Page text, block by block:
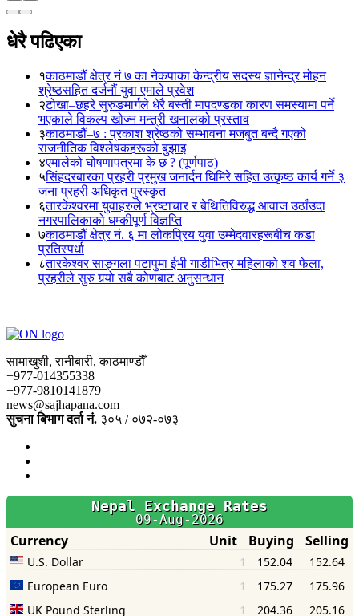
धेरै पढिएका
१काठमाडौं क्षेत्र नं ७ का नेकपाका केन्द्रीय सदस्य ज्ञानेन्द्र मोहन
श्रेष्ठसहित दर्जनौं युवा एमाले प्रवेश
२टोखा–छहरे सुरुङमार्गले धेरै बस्ती मापदण्डका कारण समस्यामा पर्ने
भएकाले विकल्प खोज्न मन्त्री खनालको प्रस्ताव
३काठमाडौं–७ : प्रकाश श्रेष्ठको सम्भावना मजबुत बन्दै गएको
राजनीतिक विश्लेषकहरूको बुझाइ
४एमालेको घोषणापत्रमा के छ ? (पूर्णपाठ)
५सिंहदरबारका प्रहरी प्रमुख जनार्दन घिमिरे सहित उत्कृष्ठ कार्य गर्ने ३
जना प्रहरी अधिकृत पुरस्कृत
६तारकेश्वरमा युवाहरुले भ्रष्टाचार र बेथितिविरुद्ध आवाज उठाँउदा
नगरपालिकाको धम्कीपूर्ण विज्ञप्ति
७काठमाडौं क्षेत्र नं. ६ मा लोकप्रिय युवा उम्मेदवारहरूबीच कडा
प्रतिस्पर्धा
८तारकेश्वर साङ्गला पटापुमा ईभी गाडीभित्र महिलाको शव फेला,
प्रहरीले सुरु गर्‍यो सबै कोणबाट अनुसन्धान
सामाखुशी, रानीबारी, काठमाण्डौँ
+977-014355338
+977-9810141879
news@sajhapana.com
सुचना बिभाग दर्ता नं. ३०५ / ०७२-०७३